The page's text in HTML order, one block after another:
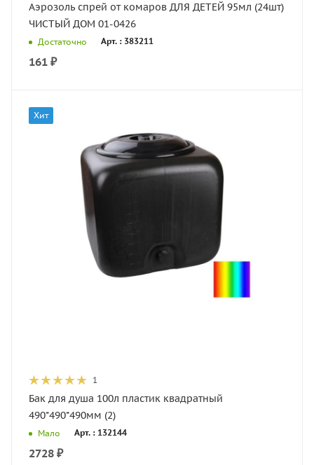
Аэрозоль спрей от комаров ДЛЯ ДЕТЕЙ 95мл (24шт)
ЧИСТЫЙ ДОМ 01-0426
Достаточно Арт. : 383211
161 ₽
Хит
1
Бак для душа 100л пластик квадратный
490*490*490мм (2)
Мало Арт. : 132144
2728 ₽